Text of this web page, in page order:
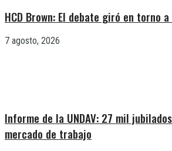
HCD Brown: El debate giró en torno
7 agosto, 2026
Informe de la UNDAV: 27 mil
mercado de trabajo